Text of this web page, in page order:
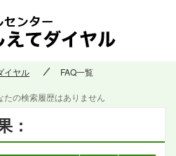
イヤル FAQ一覧
：
たの検索履歴はありません